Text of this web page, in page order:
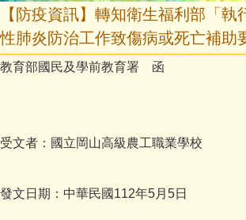
【防疫資訊】轉知衛生福利部「執
性肺炎防治工作致傷病或死亡補助
教育部國民及學前教育署 函
受文者：國立岡山高級農工職業學校
發文日期：中華民國112年5月5日